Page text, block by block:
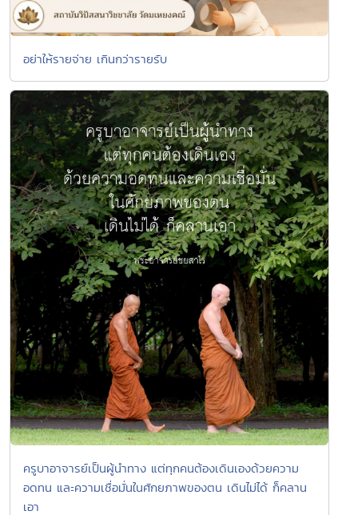
อย่าให้รายจ่าย เกินกว่ารายรับ
ครูบาอาจารย์เป็นผู้นำทาง แต่ทุกคนต้องเดินเองด้วยความ
อดทน และความเชื่อมั่นในศักยภาพของตน เดินไม่ได้ ก็คลาน
เอา